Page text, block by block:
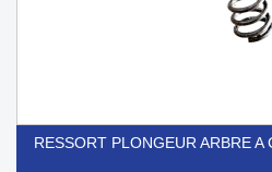
RESSORT PLONGEUR ARBRE